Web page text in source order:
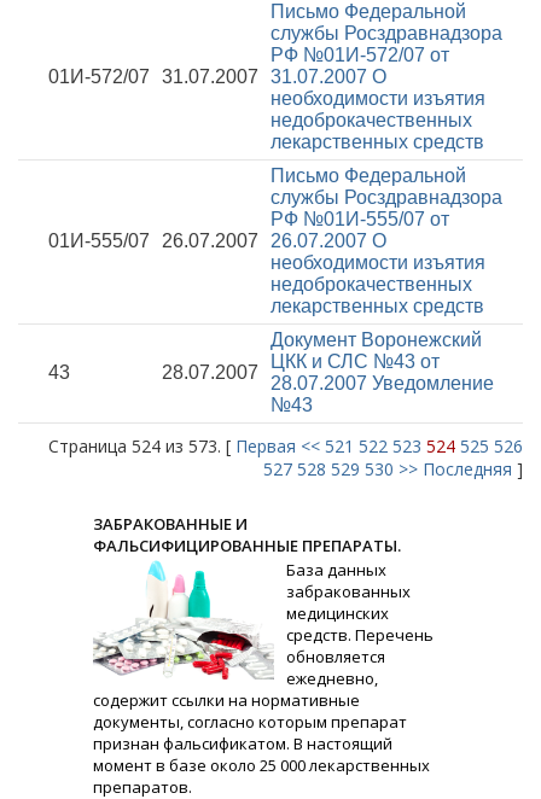
01И-572/07 31.07.2007
Письмо Федеральной
службы Росздравнадзора
РФ №01И-572/07 от
31.07.2007 О
необходимости изъятия
недоброкачественных
лекарственных средств
01И-555/07 26.07.2007
Письмо Федеральной
службы Росздравнадзора
РФ №01И-555/07 от
26.07.2007 О
необходимости изъятия
недоброкачественных
лекарственных средств
43 28.07.2007
Документ Воронежский
ЦКК и СЛС №43 от
28.07.2007 Уведомление
№43
Страница 524 из 573. [ Первая << 521 522 523 524 525 526
527 528 529 530 >> Последняя ]
ЗАБРАКОВАННЫЕ И
ФАЛЬСИФИЦИРОВАННЫЕ ПРЕПАРАТЫ.
База данных
забракованных
медицинских
средств. Перечень
обновляется
ежедневно,
содержит ссылки на нормативные
документы, согласно которым препарат
признан фальсификатом. В настоящий
момент в базе около 25 000 лекарственных
препаратов.